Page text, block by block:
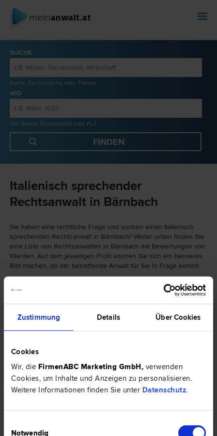
Zustimmung Details Über Cookies
Cookies
Wir, die FirmenABC Marketing GmbH, verwenden
Cookies, um Inhalte und Anzeigen zu personalisieren.
Weitere Informationen finden Sie unter Datenschutz.
Notwendig
SUCHE
Name, Fachrichtung oder Thema
WO
Ort, Bezirk, Bundesland oder PLZ
Italienisch sprechender
Rechtsanwalt in Bärnbach
Sie haben eine rechtliche Frage und suchen einen Italienisch
sprechenden Rechtsanwalt in Bärnbach? Weiter unten finden Sie
eine Liste von Rechtsanwälten in Bärnbach mit Bewertungen von
Klienten. Auf dem jeweiligen Profil können Sie sich ein besseres
Bild machen, ob der betreffende Anwalt für Sie in Frage kommt.
Falls Sie einen Rechtsanwalt in Bärnbach mit einer bestimmten
Spezialisierung suchen, finden Sie hier eine Auswahl von
Rechtsbereichen: